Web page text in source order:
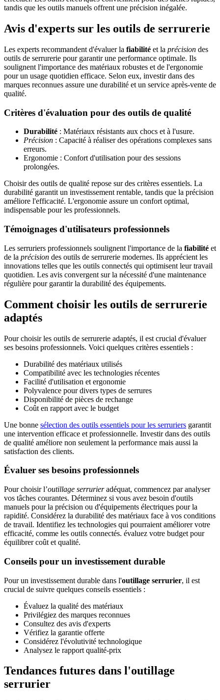
tandis que les outils manuels offrent une précision inégalée.
Avis d'experts sur les outils de serrurerie
Les experts recommandent d'évaluer la fiabilité et la précision des
outils de serrurerie pour garantir une performance optimale. Ils
soulignent l'importance des matériaux robustes et de l'ergonomie
pour un usage quotidien efficace. Selon eux, investir dans des
marques reconnues assure une durabilité et un service après-vente de
qualité.
Critères d'évaluation pour des outils de qualité
Durabilité : Matériaux résistants aux chocs et à l'usure.
Précision : Capacité à réaliser des opérations complexes sans
erreurs.
Ergonomie : Confort d'utilisation pour des sessions
prolongées.
Choisir des outils de qualité repose sur des critères essentiels. La
durabilité garantit un investissement rentable, tandis que la précision
améliore l'efficacité. L'ergonomie assure un confort optimal,
indispensable pour les professionnels.
Témoignages d'utilisateurs professionnels
Les serruriers professionnels soulignent l'importance de la fiabilité et
de la précision des outils de serrurerie modernes. Ils apprécient les
innovations telles que les outils connectés qui optimisent leur travail
quotidien. Les avis convergent sur la nécessité d'une maintenance
régulière pour garantir la durabilité des équipements.
Comment choisir les outils de serrurerie
adaptés
Pour choisir les outils de serrurerie adaptés, il est crucial d'évaluer
ses besoins professionnels. Voici quelques critères essentiels :
Durabilité des matériaux utilisés
Compatibilité avec les technologies récentes
Facilité d'utilisation et ergonomie
Polyvalence pour divers types de serrures
Disponibilité de pièces de rechange
Coût en rapport avec le budget
Une bonne sélection des outils essentiels pour les serruriers garantit
une intervention efficace et professionnelle. Investir dans des outils
de qualité améliore non seulement la performance mais aussi la
satisfaction des clients.
Évaluer ses besoins professionnels
Pour choisir l’outillage serrurieradéquat, commencez par analyser
vos tâches courantes. Déterminez si vous avez besoin d'outils
manuels pour la précision ou d'équipements électriques pour la
rapidité. Considérez la durabilité des matériaux face à vos conditions
de travail. Identifiez les technologies qui pourraient améliorer votre
efficacité, comme les outils connectés. évaluez votre budget pour
équilibrer coût et qualité.
Conseils pour un investissement durable
Pour un investissement durable dans l'outillage serrurier, il est
crucial de suivre quelques conseils essentiels :
Évaluez la qualité des matériaux
Privilégiez des marques reconnues
Consultez des avis d'experts
Vérifiez la garantie offerte
Considérez l'évolutivité technologique
Analysez le rapport qualité-prix
Tendances futures dans l'outillage
serrurier